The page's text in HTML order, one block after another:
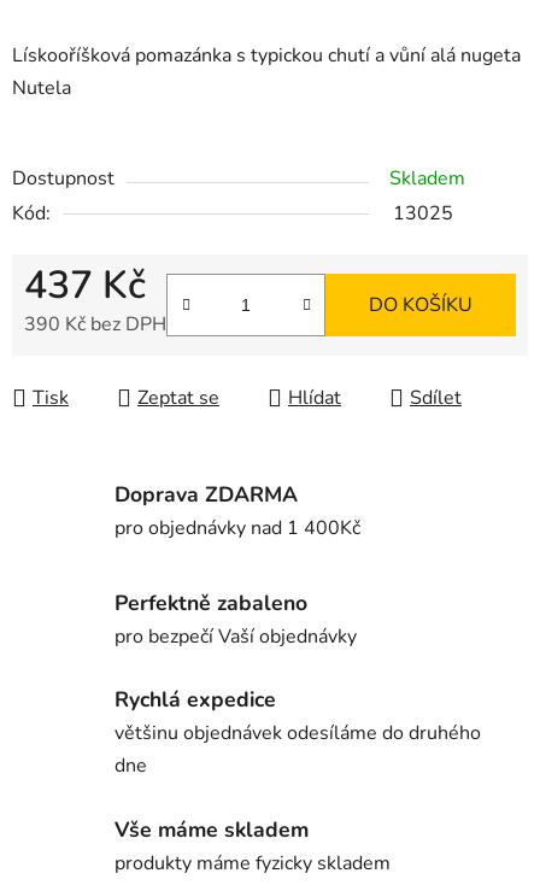
Lískooříšková pomazánka s typickou chutí a vůní alá nugeta
Nutela
Dostupnost
Skladem
Kód:
13025
437 Kč
390 Kč bez DPH
DO KOŠÍKU
Tisk Zeptat se Hlídat Sdílet
Doprava ZDARMA
pro objednávky nad 1 400Kč
Perfektně zabaleno
pro bezpečí Vaší objednávky
Rychlá expedice
většinu objednávek odesíláme do druhého
dne
Vše máme skladem
produkty máme fyzicky skladem